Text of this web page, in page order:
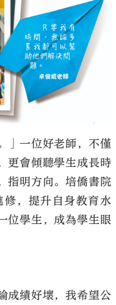
」一位好老師，不僅
更會傾聽學生成長時
指明方向。培僑書院
，提升自身教育水
位學生，成為學生眼
成績好壞，我希望公